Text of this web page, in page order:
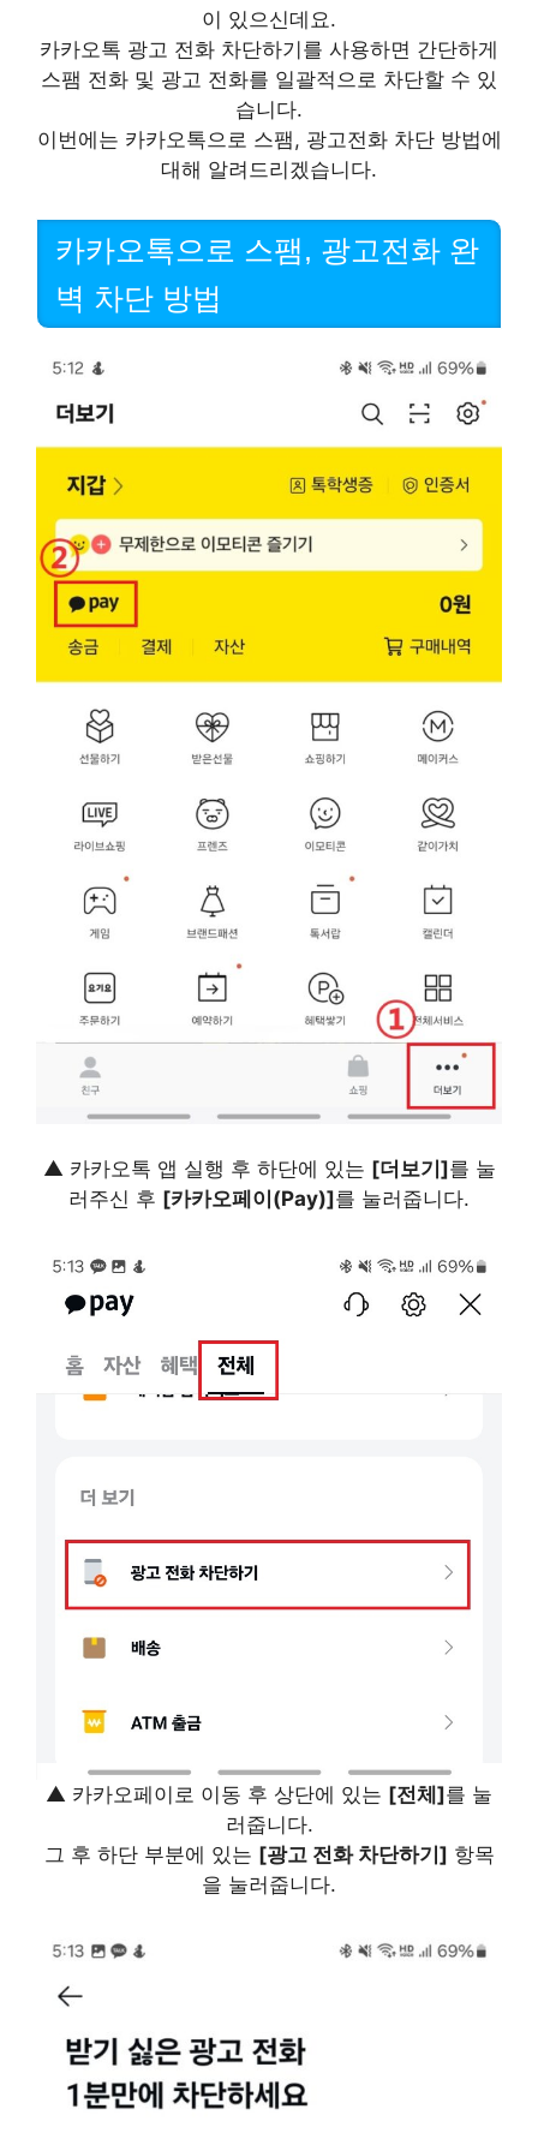
이 있으신데요.
카카오톡 광고 전화 차단하기를 사용하면 간단하게
스팸 전화 및 광고 전화를 일괄적으로 차단할 수 있
습니다.
이번에는 카카오톡으로 스팸, 광고전화 차단 방법에
대해 알려드리겠습니다.
카카오톡으로 스팸, 광고전화 완
벽 차단 방법
▲ 카카오톡 앱 실행 후 하단에 있는 [더보기]를 눌
러주신 후 [카카오페이(Pay)]를 눌러줍니다.
▲ 카카오페이로 이동 후 상단에 있는 [전체]를 눌
러줍니다.
그 후 하단 부분에 있는 [광고 전화 차단하기] 항목
을 눌러줍니다.